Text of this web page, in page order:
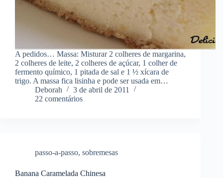
A pedidos… Massa: Misturar 2 colheres de margarina,
2 colheres de leite, 2 colheres de açúcar, 1 colher de
fermento químico, 1 pitada de sal e 1 ½ xícara de
trigo. A massa fica lisinha e pode ser usada em…
Deborah
3 de abril de 2011
22 comentários
passo-a-passo, sobremesas
Banana Caramelada Chinesa